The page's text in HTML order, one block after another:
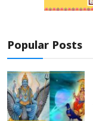
Popular Posts